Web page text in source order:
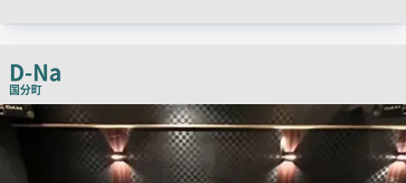
コ
ピ
ー
D-Na
国分町
店